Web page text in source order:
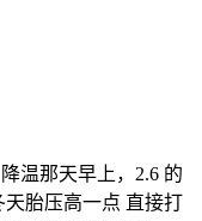
温那天早上，2.6 的
胎压高一点 直接打